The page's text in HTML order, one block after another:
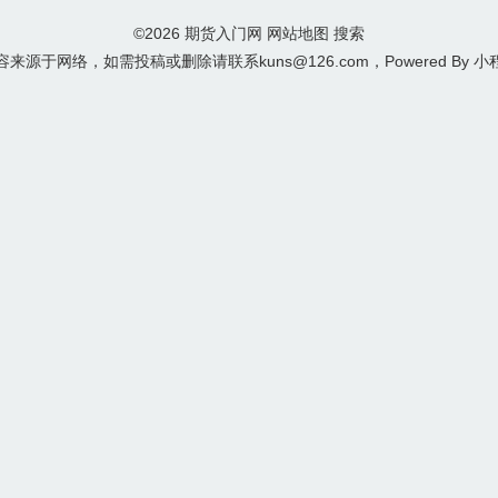
©2026 期货入门网 网站地图 搜索
来源于网络，如需投稿或删除请联系kuns@126.com，Powered By 小